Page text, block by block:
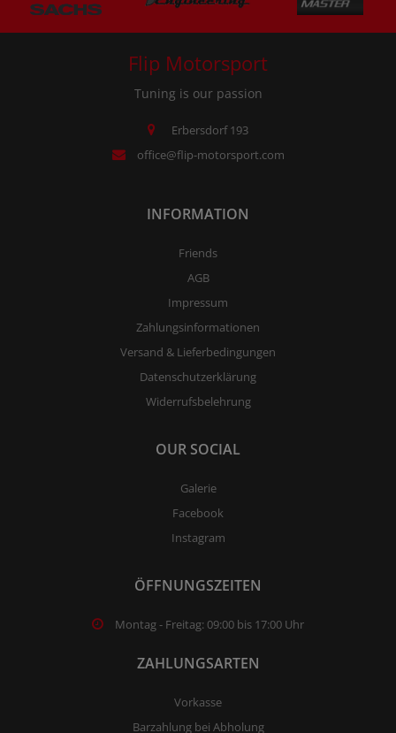
Flip Motorsport
Tuning is our passion
Erbersdorf 193
office@flip-motorsport.com
INFORMATION
Friends
AGB
Impressum
Zahlungsinformationen
Versand & Lieferbedingungen
Datenschutzerklärung
Widerrufsbelehrung
OUR SOCIAL
Galerie
Facebook
Instagram
ÖFFNUNGSZEITEN
Montag - Freitag: 09:00 bis 17:00 Uhr
ZAHLUNGSARTEN
Vorkasse
Barzahlung bei Abholung